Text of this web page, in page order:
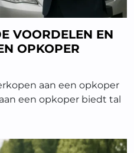
VOORDELEN EN
OPKOPER
aan een opkoper
een opkoper biedt tal